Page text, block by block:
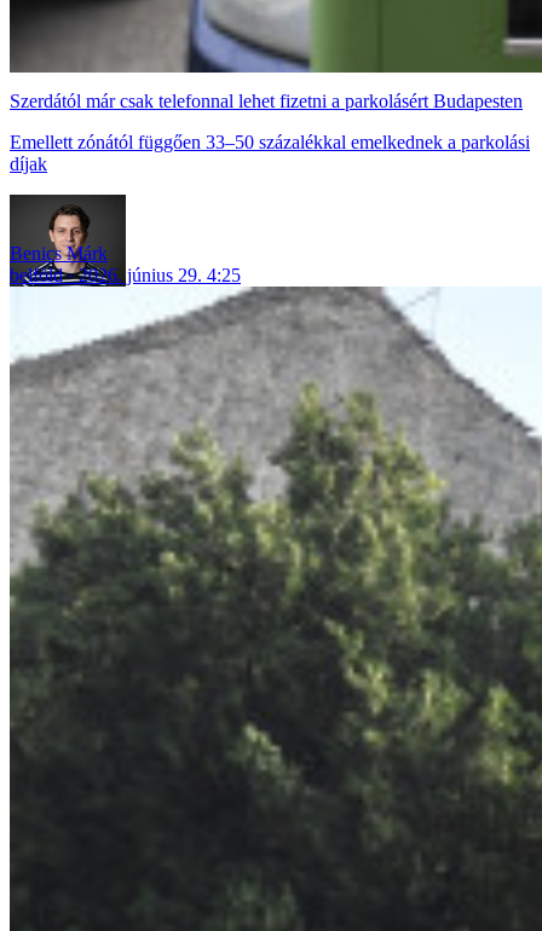
Szerdától már csak telefonnal lehet fizetni a parkolásért Budapesten
Emellett zónától függően 33–50 százalékkal emelkednek a parkolási
díjak
Benics Márk
belföld
2026. június 29. 4:25